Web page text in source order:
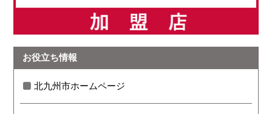
お役立ち情報
北九州市ホームページ